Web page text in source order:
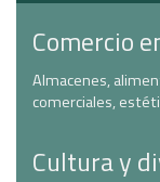
Comercio
Almacenes,
comerciales,
Cultura y